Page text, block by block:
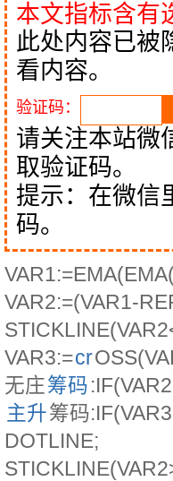
本文指标含有
此处内容已被
看内容。
验证码：
请关注本站微
取验证码。
提示：在微信
码。
VAR2:=(VAR1-
VAR3:=cr
无庄筹码
主升筹码
DOTLINE;